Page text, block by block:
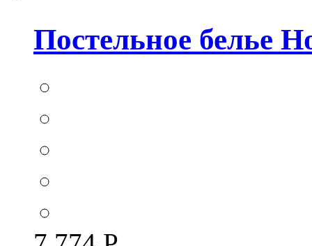
Постельное белье